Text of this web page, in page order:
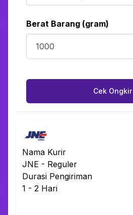
Berat Barang (gram)
Cek Ongkir
Nama Kurir
JNE - Reguler
Durasi Pengiriman
1 - 2 Hari